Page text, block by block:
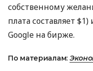
собственному
плата составляет
Google на бирже.
По материалам: